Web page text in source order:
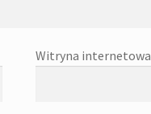
Witryna internetowa